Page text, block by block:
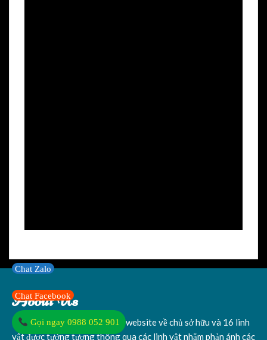
About Us
Blog Pulo Bear - Gấu Pulo là website về chủ sở hữu và 16 linh
vật được tưởng tượng thông qua các linh vật nhằm phản ánh các
Chat Zalo
Chat Facebook
Gọi ngay 0988 052 901